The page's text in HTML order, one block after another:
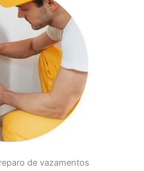
de vazamentos